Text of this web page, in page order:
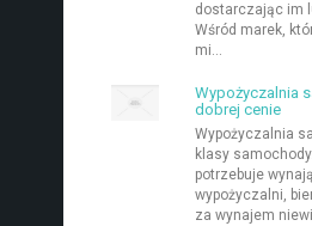
dostarczając im
Wśród marek,
mi...
Wypożyczalnia
dobrej cenie
Wypożyczalnia
klasy
potrzebuje
wypożyczalni,
za wynajem